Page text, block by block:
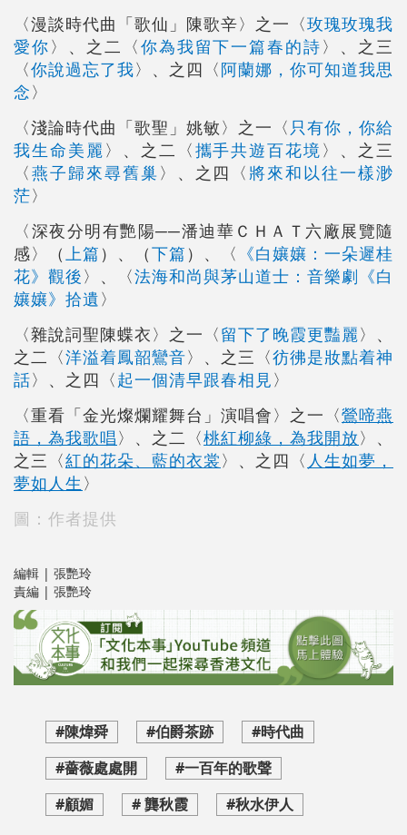
〈漫談時代曲「歌仙」陳歌辛〉之一〈玫瑰玫瑰我
愛你〉、之二〈你為我留下一篇春的詩〉、之三
〈你說過忘了我〉、之四〈阿蘭娜，你可知道我思
念〉
〈淺論時代曲「歌聖」姚敏〉之一〈 只有你，你給
我生命美麗 〉、之二〈攜手共遊百花境〉、之三
〈燕子歸來尋舊巢〉、之四〈 將來和以往一樣渺
茫〉
〈深夜分明有艷陽──潘迪華ＣＨＡＴ六廠展覽隨
感〉（ 上篇 ）、（下篇 ）、〈 《白孃孃：一朵遲桂
花》觀後〉、〈法海和尚與茅山道士：音樂劇《白
孃孃》拾遺〉
〈雜說詞聖陳蝶衣〉之一〈留下了晚霞更豔麗〉、
之二〈洋溢着鳳韶鸞音〉、之三〈彷彿是妝點着神
話〉、之四〈起一個清早跟春相見〉
〈重看「金光燦爛耀舞台」演唱會〉之一〈鶯啼燕
語，為我歌唱 〉、之二〈桃紅柳綠，為我開放 〉、
之三〈紅的花朵、藍的衣裳 〉、之四〈 人生如夢，
夢如人生 〉
圖：作者提供
編輯 | 張艷玲
責編 | 張艷玲
#陳煒舜 #伯爵茶跡
#時代曲
#薔薇處處開
#一百年的歌聲
#顧媚
# 龔秋霞 #秋水伊人